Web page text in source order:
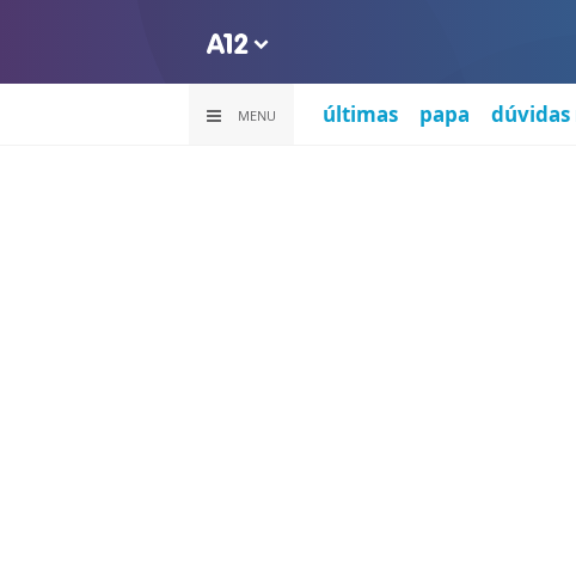
MENU últimas papa dúvidas